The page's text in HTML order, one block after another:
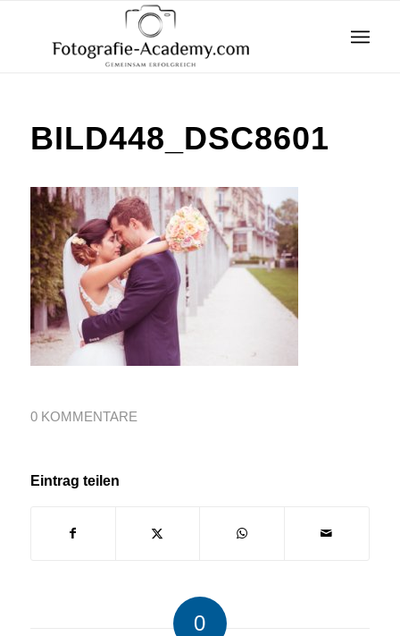
BILD448_DSC8601
0 KOMMENTARE
Eintrag teilen
0